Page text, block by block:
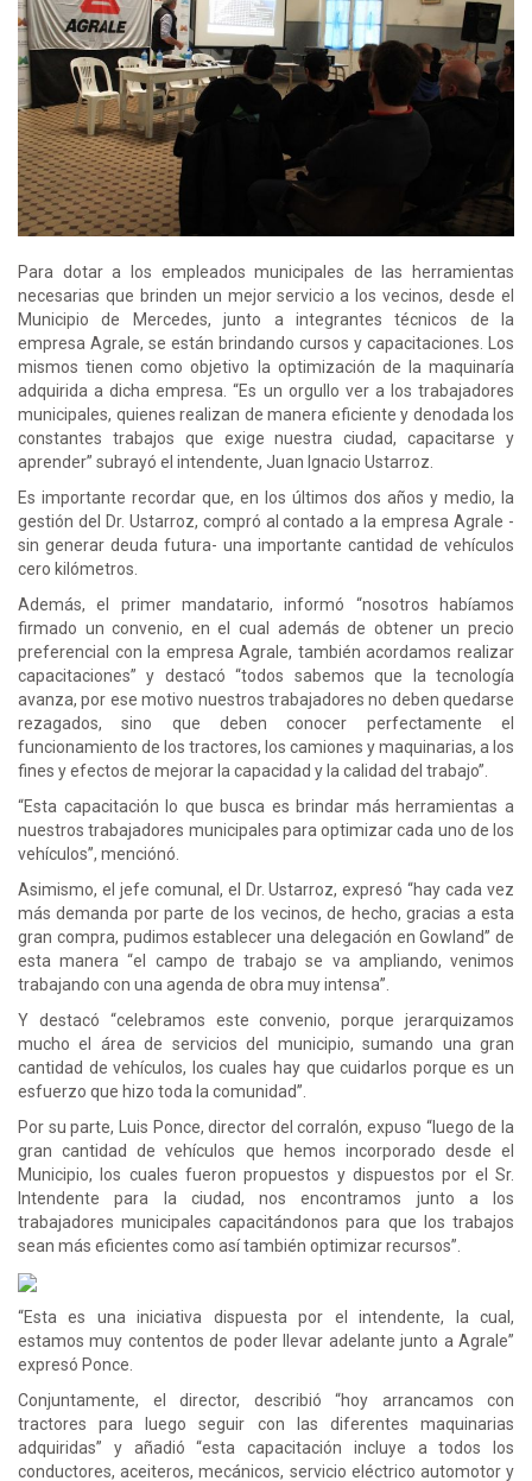
Para dotar a los empleados municipales de las herramientas
necesarias que brinden un mejor servicio a los vecinos, desde el
Municipio de Mercedes, junto a integrantes técnicos de la
empresa Agrale, se están brindando cursos y capacitaciones. Los
mismos tienen como objetivo la optimización de la maquinaría
adquirida a dicha empresa. “Es un orgullo ver a los trabajadores
municipales, quienes realizan de manera eficiente y denodada los
constantes trabajos que exige nuestra ciudad, capacitarse y
aprender” subrayó el intendente, Juan Ignacio Ustarroz.
Es importante recordar que, en los últimos dos años y medio, la
gestión del Dr. Ustarroz, compró al contado a la empresa Agrale -
sin generar deuda futura- una importante cantidad de vehículos
cero kilómetros.
Además, el primer mandatario, informó “nosotros habíamos
firmado un convenio, en el cual además de obtener un precio
preferencial con la empresa Agrale, también acordamos realizar
capacitaciones” y destacó “todos sabemos que la tecnología
avanza, por ese motivo nuestros trabajadores no deben quedarse
rezagados, sino que deben conocer perfectamente el
funcionamiento de los tractores, los camiones y maquinarias, a los
fines y efectos de mejorar la capacidad y la calidad del trabajo”.
“Esta capacitación lo que busca es brindar más herramientas a
nuestros trabajadores municipales para optimizar cada uno de los
vehículos”, menciónó.
Asimismo, el jefe comunal, el Dr. Ustarroz, expresó “hay cada vez
más demanda por parte de los vecinos, de hecho, gracias a esta
gran compra, pudimos establecer una delegación en Gowland” de
esta manera “el campo de trabajo se va ampliando, venimos
trabajando con una agenda de obra muy intensa”.
Y destacó “celebramos este convenio, porque jerarquizamos
mucho el área de servicios del municipio, sumando una gran
cantidad de vehículos, los cuales hay que cuidarlos porque es un
esfuerzo que hizo toda la comunidad”.
Por su parte, Luis Ponce, director del corralón, expuso “luego de la
gran cantidad de vehículos que hemos incorporado desde el
Municipio, los cuales fueron propuestos y dispuestos por el Sr.
Intendente para la ciudad, nos encontramos junto a los
trabajadores municipales capacitándonos para que los trabajos
sean más eficientes como así también optimizar recursos”.
“Esta es una iniciativa dispuesta por el intendente, la cual,
estamos muy contentos de poder llevar adelante junto a Agrale”
expresó Ponce.
Conjuntamente, el director, describió “hoy arrancamos con
tractores para luego seguir con las diferentes maquinarias
adquiridas” y añadió “esta capacitación incluye a todos los
conductores, aceiteros, mecánicos, servicio eléctrico automotor y